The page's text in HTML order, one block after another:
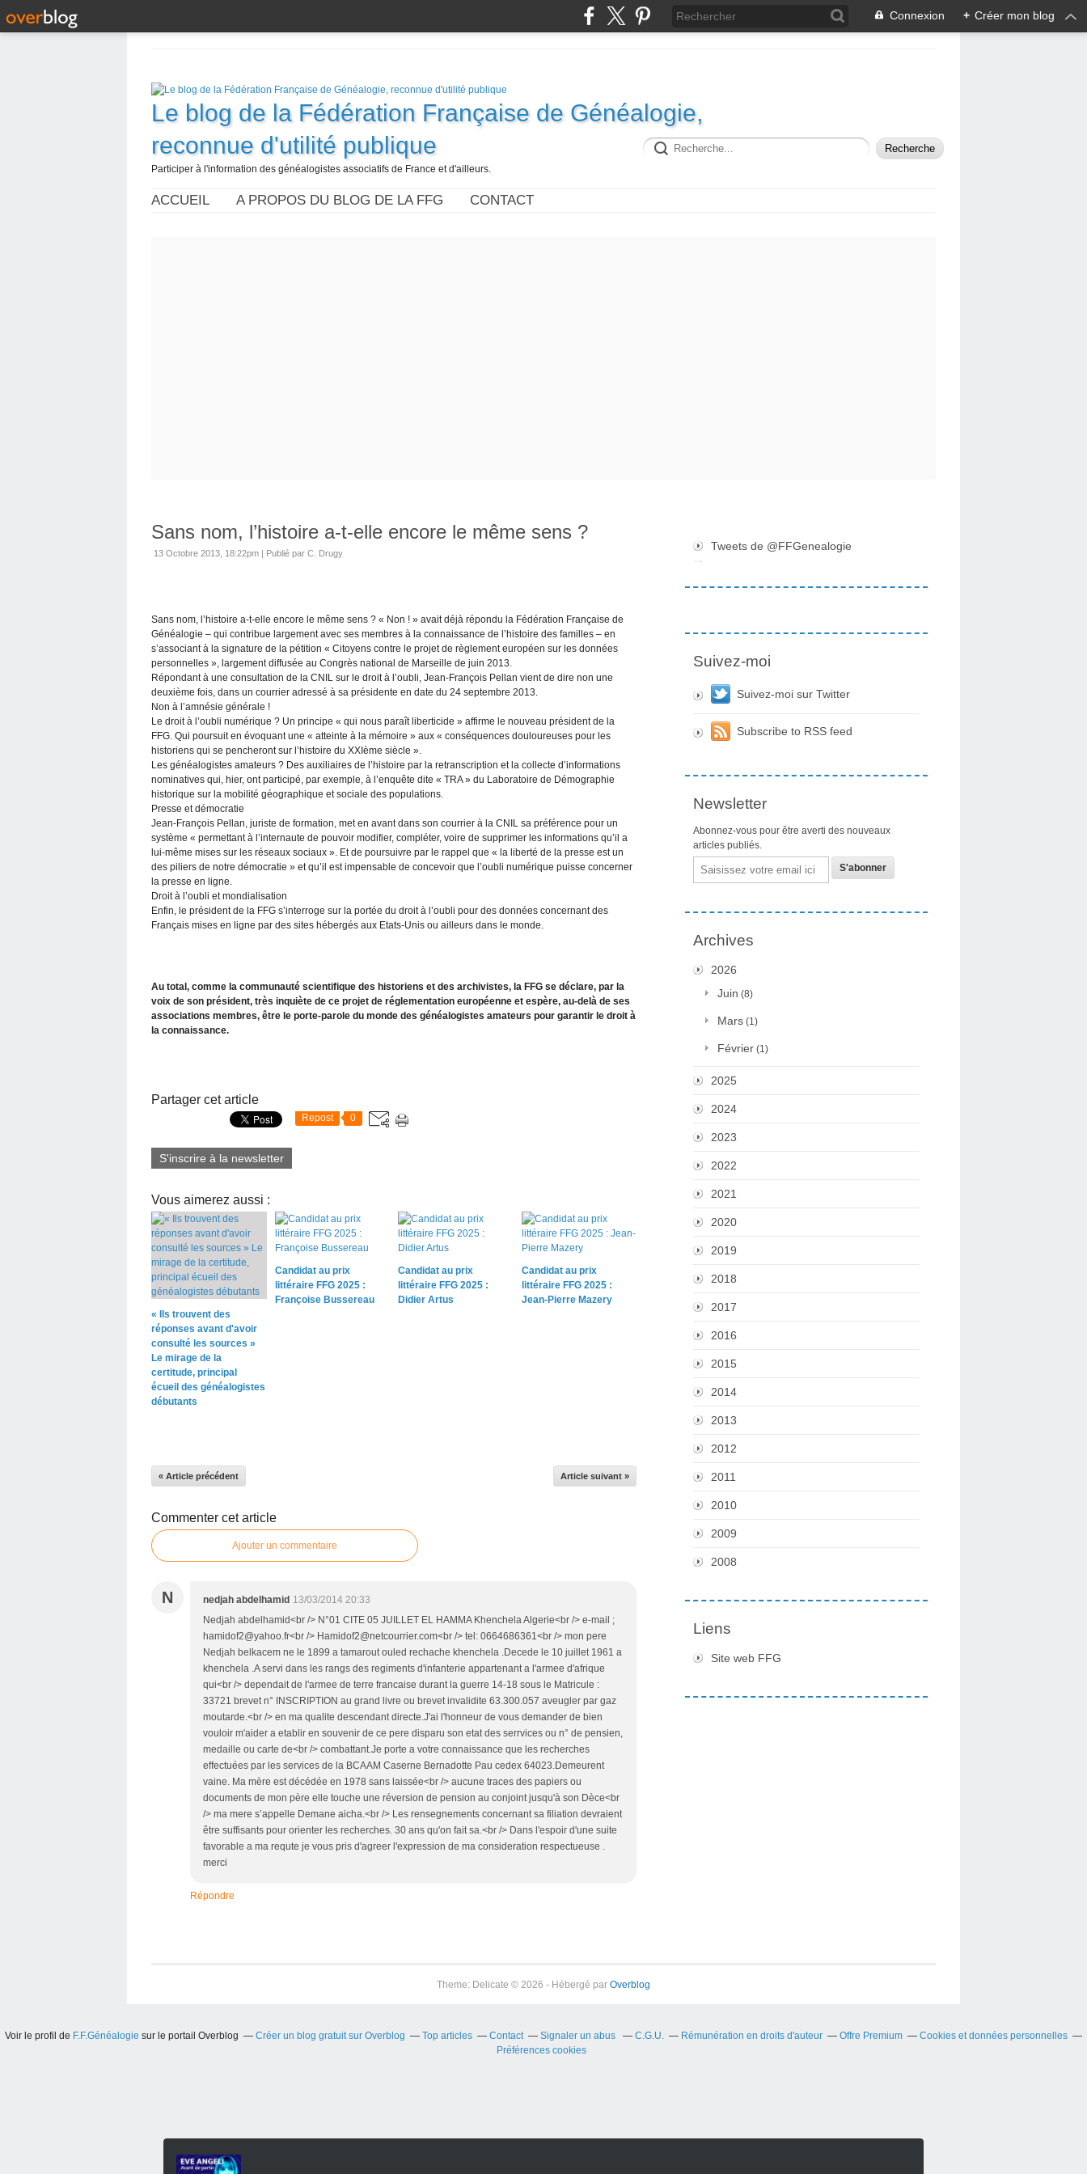
Connexion + Créer mon blog
Le blog de la Fédération Française de Généalogie,
reconnue d'utilité publique
Participer à l'information des généalogistes associatifs de France et d'ailleurs.
ACCUEIL A PROPOS DU BLOG DE LA FFG CONTACT
Sans nom, l’histoire a-t-elle encore le même sens ?
13 Octobre 2013, 18:22pm | Publié par C. Drugy
Sans nom, l’histoire a-t-elle encore le même sens ? « Non ! » avait déjà répondu la Fédération Française de
Généalogie – qui contribue largement avec ses membres à la connaissance de l’histoire des familles – en
s’associant à la signature de la pétition « Citoyens contre le projet de règlement européen sur les données
personnelles », largement diffusée au Congrès national de Marseille de juin 2013.
Répondant à une consultation de la CNIL sur le droit à l’oubli, Jean-François Pellan vient de dire non une
deuxième fois, dans un courrier adressé à sa présidente en date du 24 septembre 2013.
Non à l’amnésie générale !
Le droit à l’oubli numérique ? Un principe « qui nous paraît liberticide » affirme le nouveau président de la
FFG. Qui poursuit en évoquant une « atteinte à la mémoire » aux « conséquences douloureuses pour les
historiens qui se pencheront sur l’histoire du XXIème siècle ».
Les généalogistes amateurs ? Des auxiliaires de l’histoire par la retranscription et la collecte d’informations
nominatives qui, hier, ont participé, par exemple, à l’enquête dite « TRA » du Laboratoire de Démographie
historique sur la mobilité géographique et sociale des populations.
Presse et démocratie
Jean-François Pellan, juriste de formation, met en avant dans son courrier à la CNIL sa préférence pour un
système « permettant à l’internaute de pouvoir modifier, compléter, voire de supprimer les informations qu’il a
lui-même mises sur les réseaux sociaux ». Et de poursuivre par le rappel que « la liberté de la presse est un
des piliers de notre démocratie » et qu’il est impensable de concevoir que l’oubli numérique puisse concerner
la presse en ligne.
Droit à l’oubli et mondialisation
Enfin, le président de la FFG s’interroge sur la portée du droit à l’oubli pour des données concernant des
Français mises en ligne par des sites hébergés aux Etats-Unis ou ailleurs dans le monde.
Au total, comme la communauté scientifique des historiens et des archivistes, la FFG se déclare, par la
voix de son président, très inquiète de ce projet de réglementation européenne et espère, au-delà de ses
associations membres, être le porte-parole du monde des généalogistes amateurs pour garantir le droit à
la connaissance.
Partager cet article
Repost 0
S'inscrire à la newsletter
Vous aimerez aussi :
« Ils trouvent des
réponses avant d'avoir
consulté les sources »
Le mirage de la
certitude, principal
écueil des généalogistes
débutants
Candidat au prix
littéraire FFG 2025 :
Françoise Bussereau
Candidat au prix
littéraire FFG 2025 :
Didier Artus
Candidat au prix
littéraire FFG 2025 :
Jean-Pierre Mazery
« Article précédent Article suivant »
Commenter cet article
Ajouter un commentaire
N nedjah abdelhamid 13/03/2014 20:33
Nedjah abdelhamid<br /> N°01 CITE 05 JUILLET EL HAMMA Khenchela Algerie<br /> e-mail ;
hamidof2@yahoo.fr<br /> Hamidof2@netcourrier.com<br /> tel: 0664686361<br /> mon pere
Nedjah belkacem ne le 1899 a tamarout ouled rechache khenchela .Decede le 10 juillet 1961 a
khenchela .A servi dans les rangs des regiments d'infanterie appartenant a l'armee d'afrique
qui<br /> dependait de l'armee de terre francaise durant la guerre 14-18 sous le Matricule :
33721 brevet n° INSCRIPTION au grand livre ou brevet invalidite 63.300.057 aveugler par gaz
moutarde.<br /> en ma qualite descendant directe.J'ai l'honneur de vous demander de bien
vouloir m'aider a etablir en souvenir de ce pere disparu son etat des serrvices ou n° de pensien,
medaille ou carte de<br /> combattant.Je porte a votre connaissance que les recherches
effectuées par les services de la BCAAM Caserne Bernadotte Pau cedex 64023.Demeurent
vaine. Ma mère est décédée en 1978 sans laissée<br /> aucune traces des papiers ou
documents de mon père elle touche une réversion de pension au conjoint jusqu'à son Dèce<br
/> ma mere s’appelle Demane aicha.<br /> Les rensegnements concernant sa filiation devraient
être suffisants pour orienter les recherches. 30 ans qu'on fait sa.<br /> Dans l'espoir d'une suite
favorable a ma requte je vous pris d'agreer l'expression de ma consideration respectueuse .
merci
Répondre
Tweets de @FFGenealogie
Suivez-moi
Suivez-moi sur Twitter
Subscribe to RSS feed
Newsletter
Abonnez-vous pour être averti des nouveaux
articles publiés.
Email
Archives
2026
Juin (8)
Mars (1)
Février (1)
2025
2024
2023
2022
2021
2020
2019
2018
2017
2016
2015
2014
2013
2012
2011
2010
2009
2008
Liens
Site web FFG
Theme: Delicate © 2026 - Hébergé par Overblog
Voir le profil de F.F.Généalogie sur le portail Overblog Créer un blog gratuit sur Overblog Top articles Contact Signaler un abus C.G.U. Rémunération en droits d'auteur Offre Premium
Cookies et données personnelles
Préférences cookies